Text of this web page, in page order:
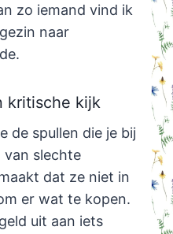
zo iemand vind ik
naar
kritische kijk
de spullen die je bij
slechte
dat ze niet in
er wat te kopen.
uit aan iets